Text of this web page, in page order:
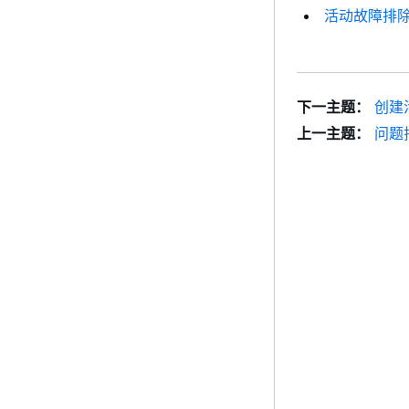
活动故障排
下一主题：
创建
上一主题：
问题